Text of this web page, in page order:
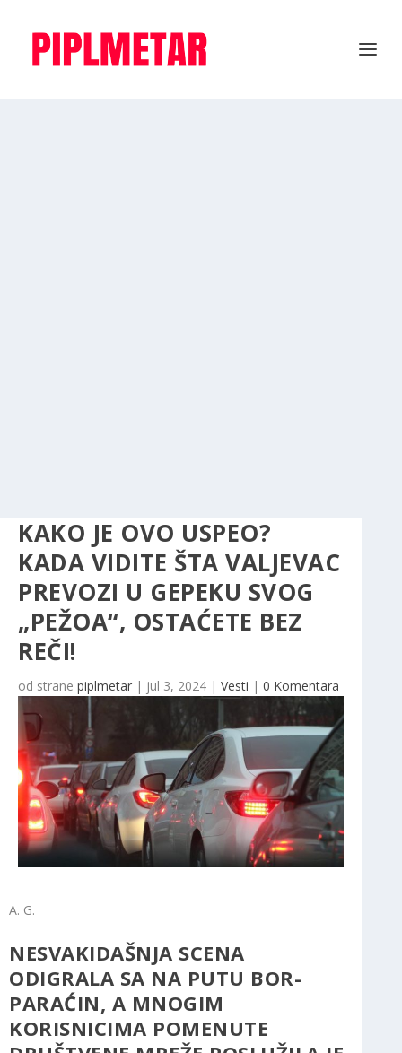
KAKO JE OVO USPEO?
KADA VIDITE ŠTA VALJEVAC
PREVOZI U GEPEKU SVOG
„PEŽOA“, OSTAĆETE BEZ
REČI!
od strane piplmetar | jul 3, 2024 | Vesti | 0 Komentara
A. G.
NESVAKIDAŠNJA SCENA
ODIGRALA SA NA PUTU BOR-
PARAĆIN, A MNOGIM
KORISNICIMA POMENUTE